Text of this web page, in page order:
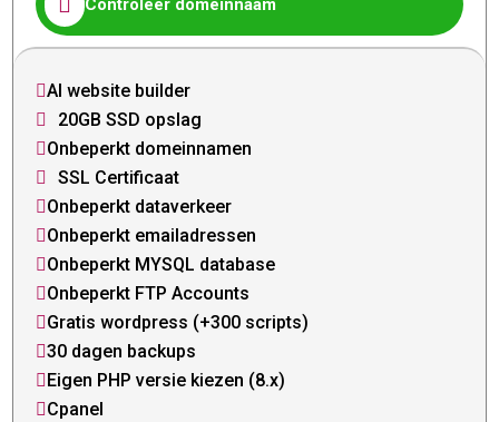
AI website builder
 20GB SSD opslag
Onbeperkt domeinnamen
 SSL Certificaat
Onbeperkt dataverkeer
Onbeperkt emailadressen
Onbeperkt MYSQL database
Onbeperkt FTP Accounts
Gratis wordpress (+300 scripts)
30 dagen backups
Eigen PHP versie kiezen (8.x)
Cpanel